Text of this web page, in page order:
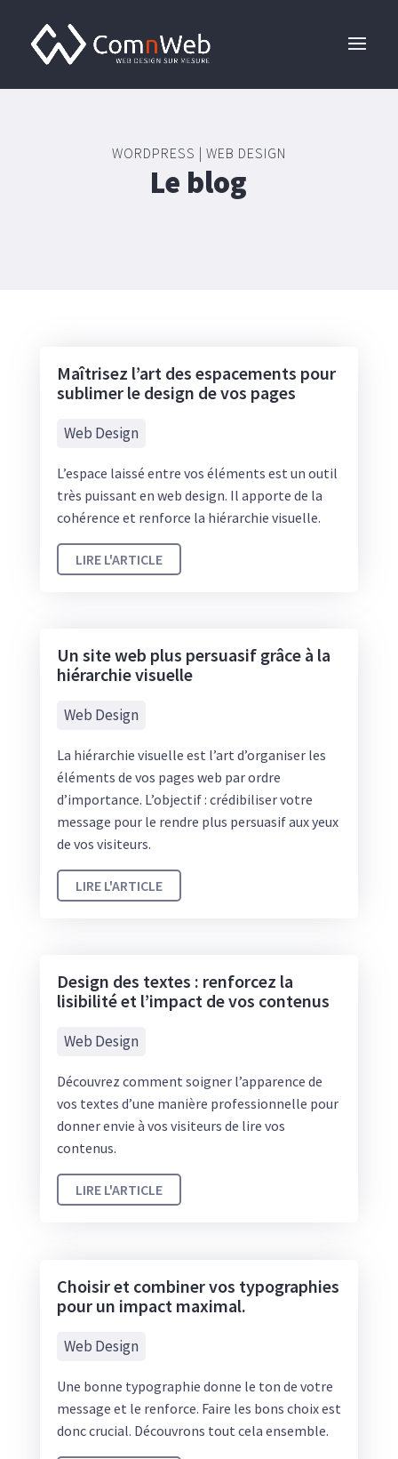
WORDPRESS | WEB DESIGN
Le blog
Maîtrisez l’art des espacements pour
sublimer le design de vos pages
Web Design
L’espace laissé entre vos éléments est un outil
très puissant en web design. Il apporte de la
cohérence et renforce la hiérarchie visuelle.
LIRE L'ARTICLE
Un site web plus persuasif grâce à la
hiérarchie visuelle
Web Design
La hiérarchie visuelle est l’art d’organiser les
éléments de vos pages web par ordre
d’importance. L’objectif : crédibiliser votre
message pour le rendre plus persuasif aux yeux
de vos visiteurs.
LIRE L'ARTICLE
Design des textes : renforcez la
lisibilité et l’impact de vos contenus
Web Design
Découvrez comment soigner l’apparence de
vos textes d’une manière professionnelle pour
donner envie à vos visiteurs de lire vos
contenus.
LIRE L'ARTICLE
Choisir et combiner vos typographies
pour un impact maximal.
Web Design
Une bonne typographie donne le ton de votre
message et le renforce. Faire les bons choix est
donc crucial. Découvrons tout cela ensemble.